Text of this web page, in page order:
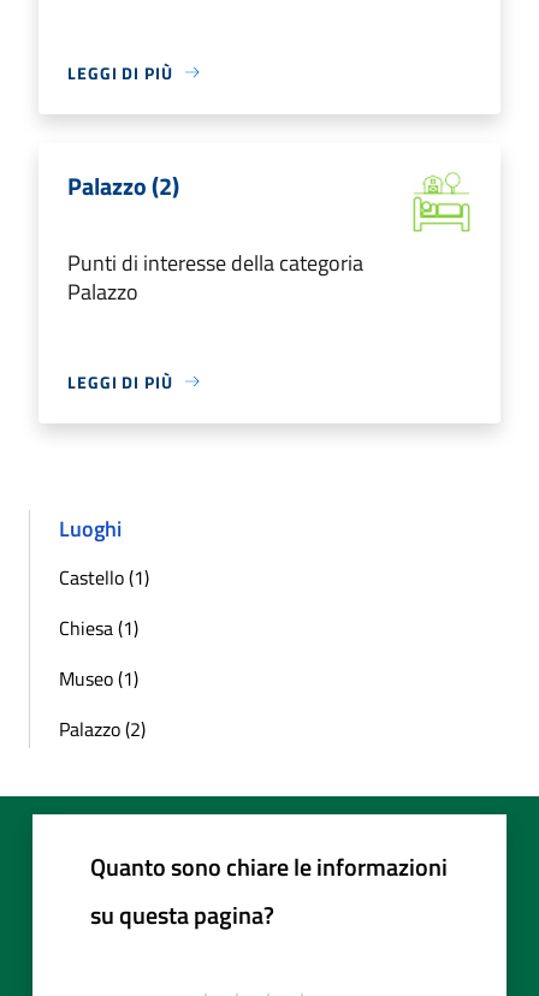
LEGGI DI PIÙ
Palazzo (2)
Punti di interesse della categoria
Palazzo
LEGGI DI PIÙ
Luoghi
Castello (1)
Chiesa (1)
Museo (1)
Palazzo (2)
Quanto sono chiare le informazioni
su questa pagina?